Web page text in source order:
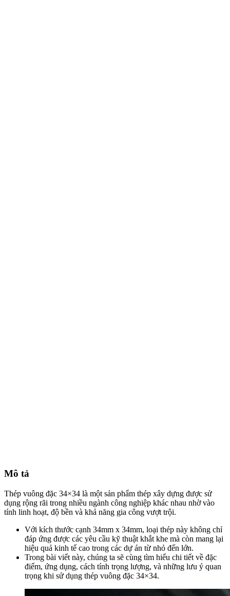
Mô tả
Thép vuông đặc 34×34 là một sản phẩm thép xây dựng được sử
dụng rộng rãi trong nhiều ngành công nghiệp khác nhau nhờ vào
tính linh hoạt, độ bền và khả năng gia công vượt trội.
Với kích thước cạnh 34mm x 34mm, loại thép này không chỉ
đáp ứng được các yêu cầu kỹ thuật khắt khe mà còn mang lại
hiệu quả kinh tế cao trong các dự án từ nhỏ đến lớn.
Trong bài viết này, chúng ta sẽ cùng tìm hiểu chi tiết về đặc
điểm, ứng dụng, cách tính trọng lượng, và những lưu ý quan
trọng khi sử dụng thép vuông đặc 34×34.